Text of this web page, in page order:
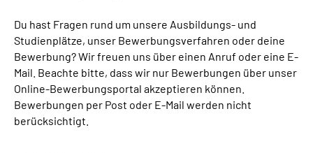
Du hast Fragen rund um unsere Ausbildungs- und
Studienplätze, unser Bewerbungsverfahren oder deine
Bewerbung? Wir freuen uns über einen Anruf oder eine E-
Mail. Beachte bitte, dass wir nur Bewerbungen über unser
Online-Bewerbungsportal akzeptieren können.
Bewerbungen per Post oder E-Mail werden nicht
berücksichtigt.